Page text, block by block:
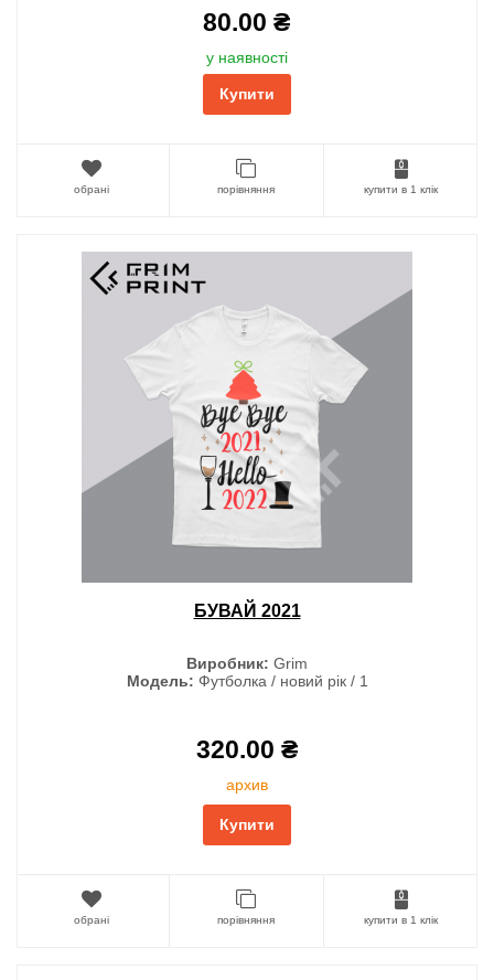
80.00 ₴
у наявності
Купити
обрані порівняння купити в 1 клік
БУВАЙ 2021
Виробник: Grim
Модель: Футболка / новий рік / 1
320.00 ₴
архив
Купити
обрані порівняння купити в 1 клік